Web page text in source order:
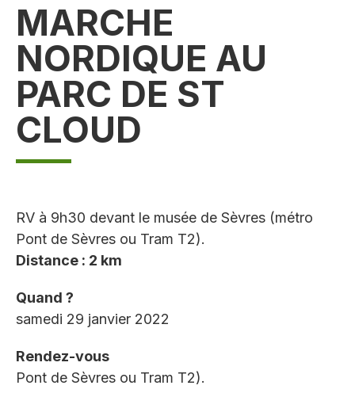
MARCHE
NORDIQUE AU
PARC DE ST
CLOUD
RV à 9h30 devant le musée de Sèvres (métro
Pont de Sèvres ou Tram T2).
Distance : 2 km
Quand ?
samedi 29 janvier 2022
Rendez-vous
Pont de Sèvres ou Tram T2).